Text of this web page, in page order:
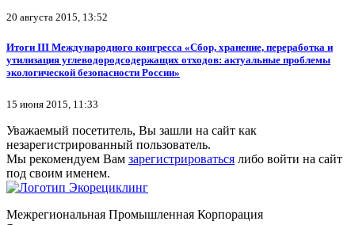
20 августа 2015, 13:52
Итоги III Международного конгресса «Сбор, хранение, переработка и
утилизация углеводородсодержащих отходов: актуальные проблемы
экологической безопасности России»
15 июня 2015, 11:33
Уважаемый посетитель, Вы зашли на сайт как
незарегистрированный пользователь.
Мы рекомендуем Вам зарегистрироваться либо войти на сайт
под своим именем.
Межрегиональная Промышленная Корпорация